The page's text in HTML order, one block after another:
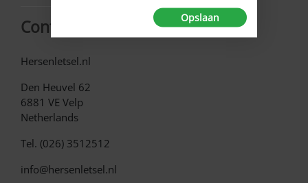
Contact
Hersenletsel.nl
Den Heuvel 62
6881 VE Velp
Netherlands
Tel. (026) 3512512
info@hersenletsel.nl
Opslaan